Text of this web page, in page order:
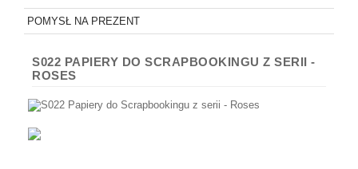
POMYSŁ NA PREZENT
S022 PAPIERY DO SCRAPBOOKINGU Z SERII -
ROSES